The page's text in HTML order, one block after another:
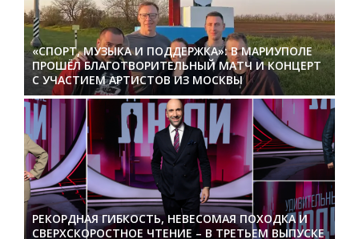
«СПОРТ, МУЗЫКА И ПОДДЕРЖКА»: В МАРИУПОЛЕ
ПРОШЁЛ БЛАГОТВОРИТЕЛЬНЫЙ МАТЧ И КОНЦЕРТ
С УЧАСТИЕМ АРТИСТОВ ИЗ МОСКВЫ
РЕКОРДНАЯ ГИБКОСТЬ, НЕВЕСОМАЯ ПОХОДКА И
СВЕРХСКОРОСТНОЕ ЧТЕНИЕ – В ТРЕТЬЕМ ВЫПУСКЕ